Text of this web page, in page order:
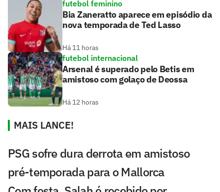
futebol feminino
Bia Zaneratto aparece em episódio da
nova temporada de Ted Lasso
Há 11 horas
futebol internacional
Arsenal é superado pelo Betis em
amistoso com golaço de Deossa
Há 12 horas
MAIS LANCE!
PSG sofre dura derrota em amistoso
pré-temporada para o Mallorca